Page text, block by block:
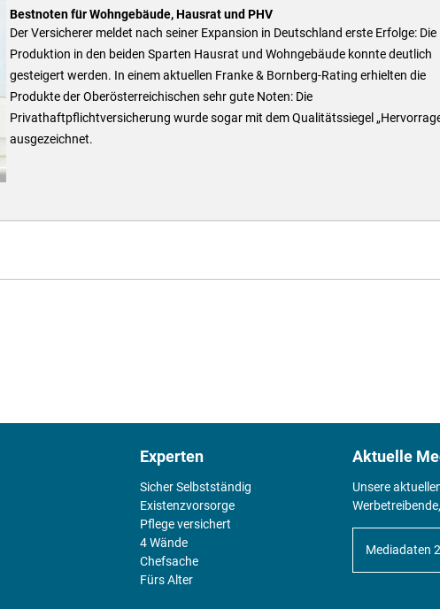
Bestnoten für Wohngebäude, Hausrat und PHV
Der Versicherer meldet nach seiner Expansion in Deutschland erste Erfolge: Die
Produktion in den beiden Sparten Hausrat und Wohngebäude konnte deutlich
gesteigert werden. In einem aktuellen Franke & Bornberg-Rating erhielten die
Produkte der Oberösterreichischen sehr gute Noten: Die
Privathaftpflichtversicherung wurde sogar mit dem Qualitätssiegel
ausgezeichnet.
Experten
Sicher Selbstständig
Existenz­vorsorge
Pflege versichert
4 Wände
Chefsache
Fürs Alter
Aktuelle
Unsere
Mediadaten